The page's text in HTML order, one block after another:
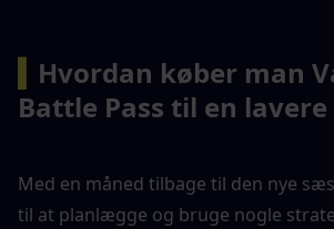
Hvordan køber man
Battle Pass til en lavere
Med en måned tilbage til den nye
til at planlægge og bruge nogle